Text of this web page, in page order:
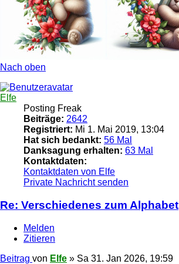
Nach oben
Elfe
Posting Freak
Beiträge: 2642
Registriert: Mi 1. Mai 2019, 13:04
Hat sich bedankt: 56 Mal
Danksagung erhalten: 63 Mal
Kontaktdaten:
Kontaktdaten von Elfe
Private Nachricht senden
Re: Verschiedenes zum Alphabet
Melden
Zitieren
Beitrag von Elfe » Sa 31. Jan 2026, 19:59